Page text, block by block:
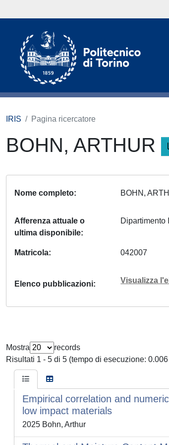
IRIS Pagina ricercatore
BOHN, ARTHUR
Nome completo BOHN,
Afferenza attuale o
ultima disponibile
Dipartimento
Matricola 042007
Elenco pubblicazioni Visualizza
Mostra
records
Risultati 1 - 5 di 5 (tempo di esecuzione:
Empirical correlation and
low impact materials
2025 Bohn, Arthur